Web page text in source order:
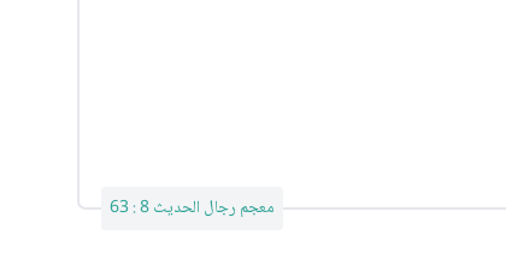
معجم رجال الحديث 8 : 63